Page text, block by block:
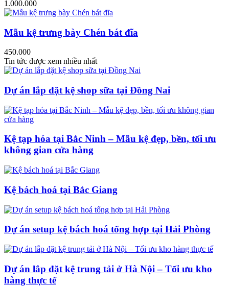
1.000.000
Mẫu kệ trưng bày Chén bát đĩa
450.000
Tin tức được xem nhiều nhất
Dự án lắp đặt kệ shop sữa tại Đồng Nai
Kệ tạp hóa tại Bắc Ninh – Mẫu kệ đẹp, bền, tối ưu
không gian cửa hàng
Kệ bách hoá tại Bắc Giang
Dự án setup kệ bách hoá tổng hợp tại Hải Phòng
Dự án lắp đặt kệ trung tải ở Hà Nội – Tối ưu kho
hàng thực tế